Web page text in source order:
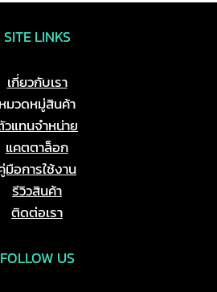
SITE LINKS
เกี่ยวกับเรา
หมวดหมู่สินค้า
แทนจำหน่าย
แคตตาล็อก
มือการใช้งาน
รีวิวสินค้า
ติดต่อเรา
FOLLOW US